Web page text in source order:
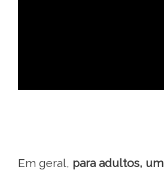
Em geral, para adultos, um